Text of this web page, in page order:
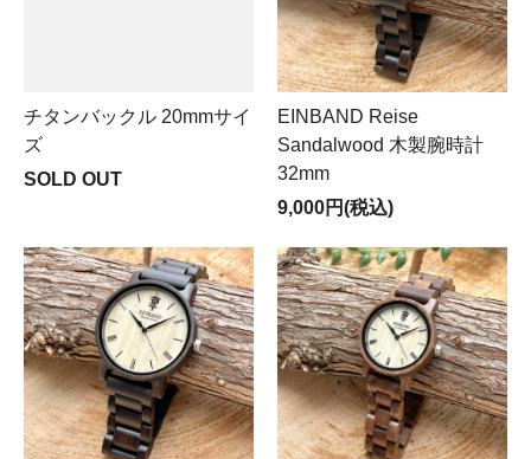
チタンバックル 20mmサイ
ズ
SOLD OUT
EINBAND Reise
Sandalwood 木製腕時計
32mm
9,000円(税込)